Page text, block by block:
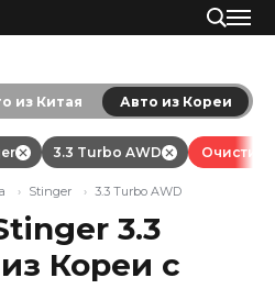
из Китая Авто из Кореи
3.3 Turbo AWD Очистить
Stinger 3.3 Turbo AWD
3.3
Кореи с